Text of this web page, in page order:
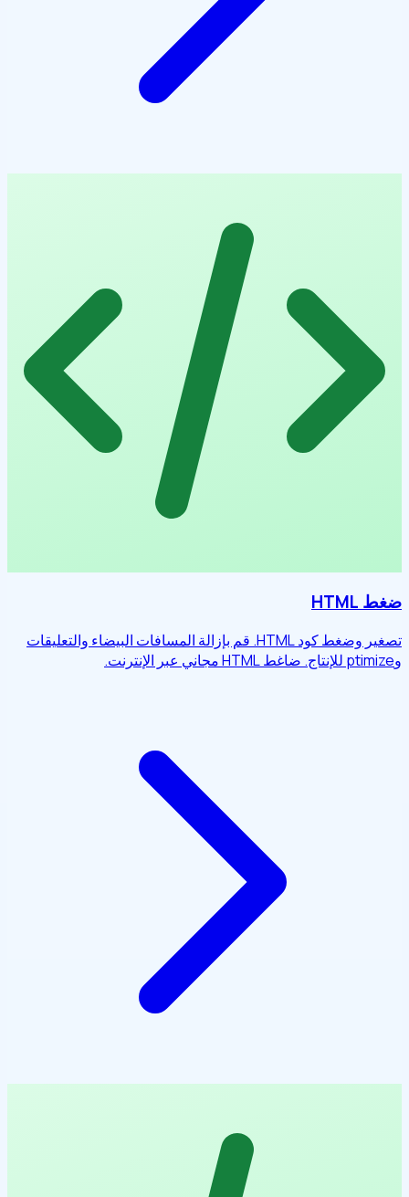
ضغط HTML
تصغير وضغط كود HTML. قم بإزالة المسافات البيضاء والتعليقات
وptimize للإنتاج. ضاغط HTML مجاني عبر الإنترنت.